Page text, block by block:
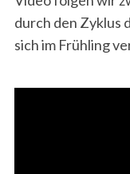
durch den Zyklus
sich im Frühling